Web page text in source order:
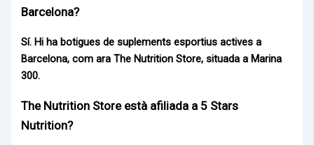
Barcelona?
Sí. Hi ha botigues de suplements esportius actives a
Barcelona, com araThe Nutrition Store, situada aMarina
300.
The Nutrition Store està afiliada a 5 Stars
Nutrition?